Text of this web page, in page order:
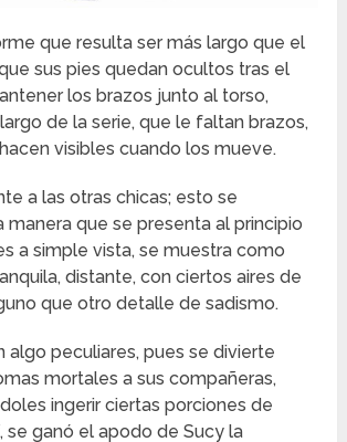
que resulta ser más largo que el
sus pies quedan ocultos tras el
los brazos junto al torso,
de la serie, que le faltan brazos,
visibles cuando los mueve.
a las otras chicas; esto se
manera que se presenta al principio
a simple vista, se muestra como
distante, con ciertos aires de
que otro detalle de sadismo.
algo peculiares, pues se divierte
mortales a sus compañeras,
ingerir ciertas porciones de
se ganó el apodo de Sucy la